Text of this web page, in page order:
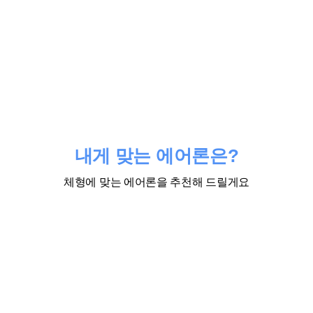
내게 맞는 에어론은?
체형에 맞는 에어론을 추천해 드릴게요